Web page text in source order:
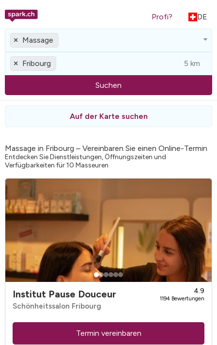
× Massage
× Fribourg
Suchen
Profi? DE
Auf der Karte suchen
Massage in Fribourg – Vereinbaren Sie einen Online-Termin
Entdecken Sie Dienstleistungen, Öffnungszeiten und
Verfügbarkeiten für 10 Masseuren
Institut Pause Douceur 4.9
1194 Bewertungen
Schönheitssalon Fribourg
Termin vereinbaren